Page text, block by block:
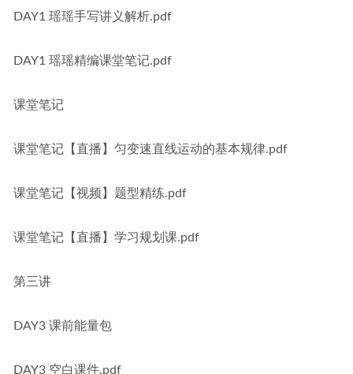
DAY1 瑶瑶手写讲义解析.pdf
DAY1 瑶瑶精编课堂笔记.pdf
课堂笔记
课堂笔记【直播】匀变速直线运动的基本规律.pdf
课堂笔记【视频】题型精练.pdf
课堂笔记【直播】学习规划课.pdf
第三讲
DAY3 课前能量包
DAY3 空白课件.pdf